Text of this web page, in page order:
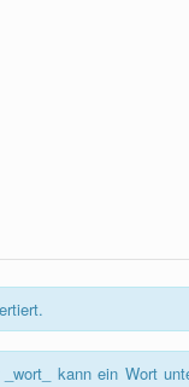
kann ein Wort